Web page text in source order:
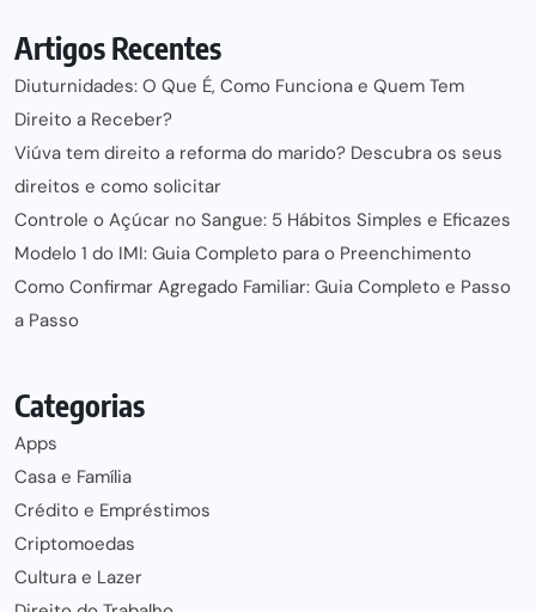
Artigos Recentes
Diuturnidades: O Que É, Como Funciona e Quem Tem
Direito a Receber?
Viúva tem direito a reforma do marido? Descubra os seus
direitos e como solicitar
Controle o Açúcar no Sangue: 5 Hábitos Simples e Eficazes
Modelo 1 do IMI: Guia Completo para o Preenchimento
Como Confirmar Agregado Familiar: Guia Completo e Passo
a Passo
Categorias
Apps
Casa e Família
Crédito e Empréstimos
Criptomoedas
Cultura e Lazer